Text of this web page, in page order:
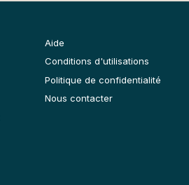
Aide
Conditions d'utilisations
Politique de confidentialité
Nous contacter